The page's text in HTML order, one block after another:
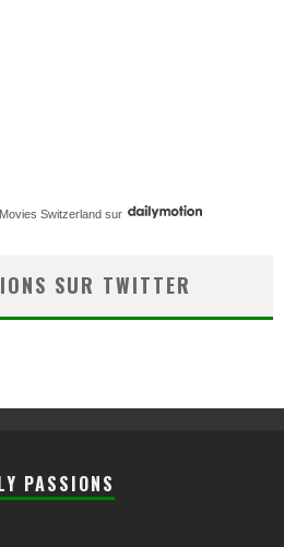
Switzerland sur
SUR TWITTER
PASSIONS